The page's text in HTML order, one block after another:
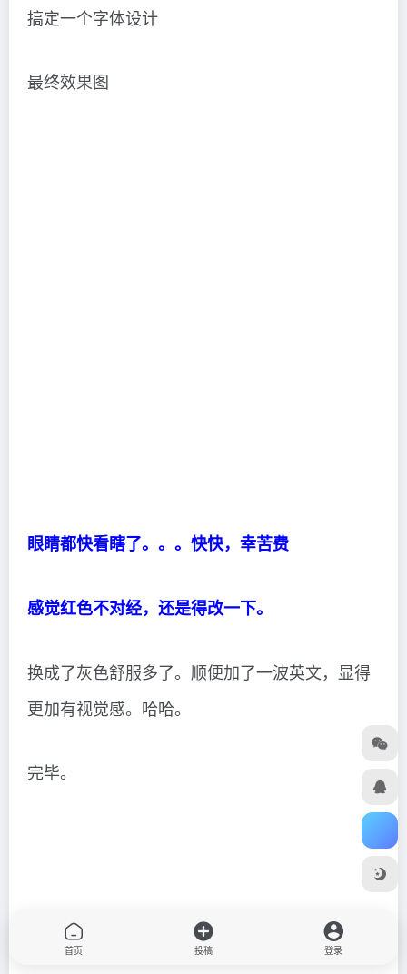
搞定一个字体设计
最终效果图
眼睛都快看瞎了。。。快快，幸苦费
感觉红色不对经，还是得改一下。
换成了灰色舒服多了。顺便加了一波英文，显得
更加有视觉感。哈哈。
完毕。
首页 投稿 登录